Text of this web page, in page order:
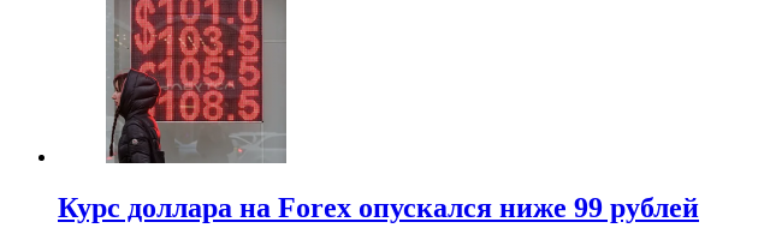
Курс доллара на Forex опускался ниже 99 рублей